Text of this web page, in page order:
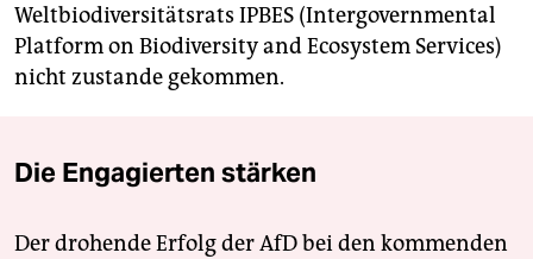
Weltbiodiversitätsrats IPBES (Intergovernmental
Platform on Biodiversity and Ecosystem Services)
nicht zustande gekommen.
Die Engagierten stärken
Der drohende Erfolg der AfD bei den kommenden